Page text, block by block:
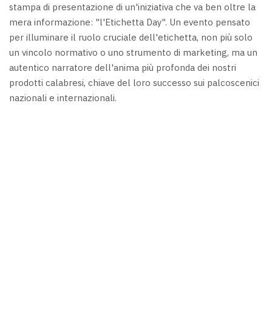
stampa di presentazione di un'iniziativa che va ben oltre la
mera informazione: "l'Etichetta Day". Un evento pensato
per illuminare il ruolo cruciale dell'etichetta, non più solo
un vincolo normativo o uno strumento di marketing, ma un
autentico narratore dell'anima più profonda dei nostri
prodotti calabresi, chiave del loro successo sui palcoscenici
nazionali e internazionali.